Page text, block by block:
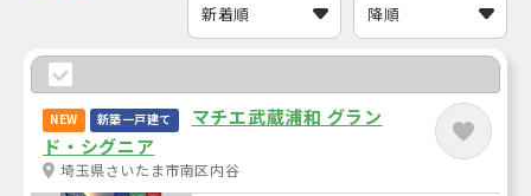
NEW 新築一戸建て
マチエ武蔵浦和 グラン
ド・シグニア
埼玉県さいたま市南区内谷